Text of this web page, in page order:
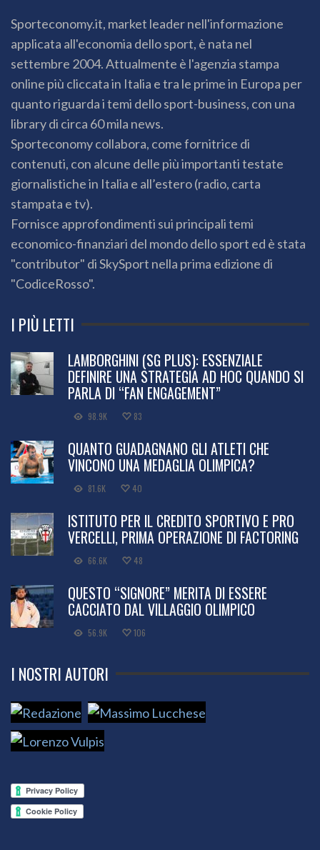
Sporteconomy.it, market leader nell'informazione
applicata all'economia dello sport, è nata nel
settembre 2004. Attualmente è l'agenzia stampa
online più cliccata in Italia e tra le prime in Europa per
quanto riguarda i temi dello sport-business, con una
library di circa 60 mila news.
Sporteconomy collabora, come fornitrice di
contenuti, con alcune delle più importanti testate
giornalistiche in Italia e all’estero (radio, carta
stampata e tv).
Fornisce approfondimenti sui principali temi
economico-finanziari del mondo dello sport ed è stata
"contributor" di SkySport nella prima edizione di
"CodiceRosso".
I PIÙ LETTI
LAMBORGHINI (SG PLUS): ESSENZIALE
DEFINIRE UNA STRATEGIA AD HOC QUANDO SI
PARLA DI “FAN ENGAGEMENT”
98.9K 83
QUANTO GUADAGNANO GLI ATLETI CHE
VINCONO UNA MEDAGLIA OLIMPICA?
81.6K 40
ISTITUTO PER IL CREDITO SPORTIVO E PRO
VERCELLI, PRIMA OPERAZIONE DI FACTORING
66.6K 48
QUESTO “SIGNORE” MERITA DI ESSERE
CACCIATO DAL VILLAGGIO OLIMPICO
56.9K 106
I NOSTRI AUTORI